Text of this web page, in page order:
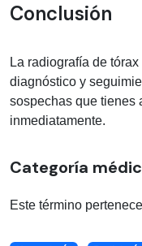
Conclusión
La radiografía de
diagnóstico y
sospechas que tienes
inmediatamente.
Categoría
Este término